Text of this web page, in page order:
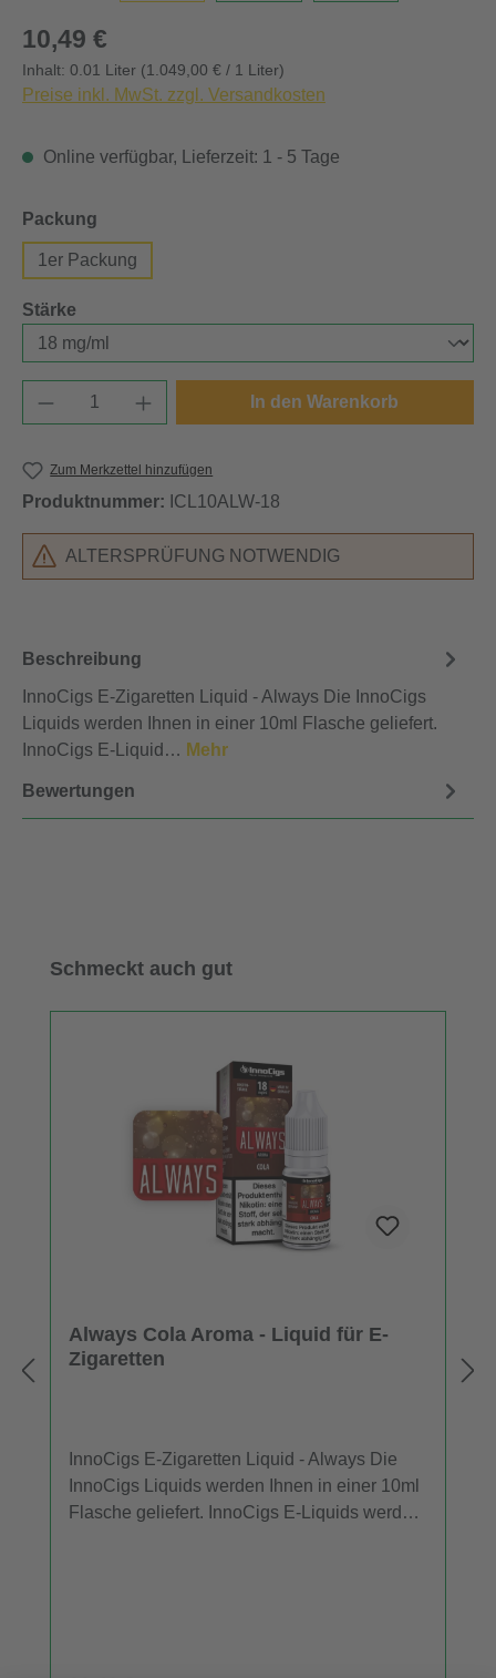
Regulärer Preis:
10,49 €
Inhalt: 0.01 Liter (1.049,00 € / 1 Liter)
Preise inkl. MwSt. zzgl. Versandkosten
Online verfügbar, Lieferzeit: 1 - 5 Tage
Packung
1er Packung
Stärke
Produkt Anzahl: Gib den gewünschten
In den Warenkorb
Zum Merkzettel hinzufügen
Produktnummer: ICL10ALW-18
ALTERSPRÜFUNG NOTWENDIG
Beschreibung
InnoCigs E-Zigaretten Liquid - Always Die InnoCigs
Liquids werden Ihnen in einer 10ml Flasche geliefert.
InnoCigs E-Liquid… Mehr
Bewertungen
Produktgalerie überspringen
Schmeckt auch gut
Always Cola Aroma - Liquid für E-
Zigaretten
InnoCigs E-Zigaretten Liquid - Always Die
InnoCigs Liquids werden Ihnen in einer 10ml
Flasche geliefert. InnoCigs E-Liquids werden